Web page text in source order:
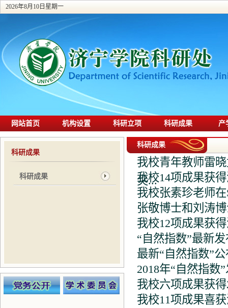
2026年8月10日星期一
网站首页 机构设置 科研立项 科研成果 产
科研成果
科研成果
科研成果
我校青年教师雷
尖...
我校14项成果获
我校张素珍老师
张敬博士和刘涛
我校12项成果获
“自然指数”最新
最新“自然指数”
2018年“自然指数
我校六项成果获
我校11项成果喜